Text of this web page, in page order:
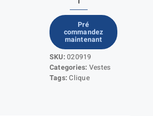
quantité
de
Lemont
Ladies
Pré
commandez
maintenant
SKU:020919
Categories: Vestes
Tags:Clique